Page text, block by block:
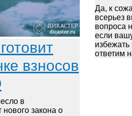
взносов
в
нового закона о
Да, к
всерьез
вопроса
если
ответим